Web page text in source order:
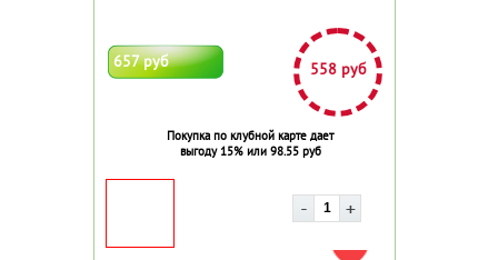
657 руб 558 руб
Покупка по клубной карте дает
выгоду 15% или 98.55 руб
ДОБАВИТЬ В ИЗБРАННОЕ